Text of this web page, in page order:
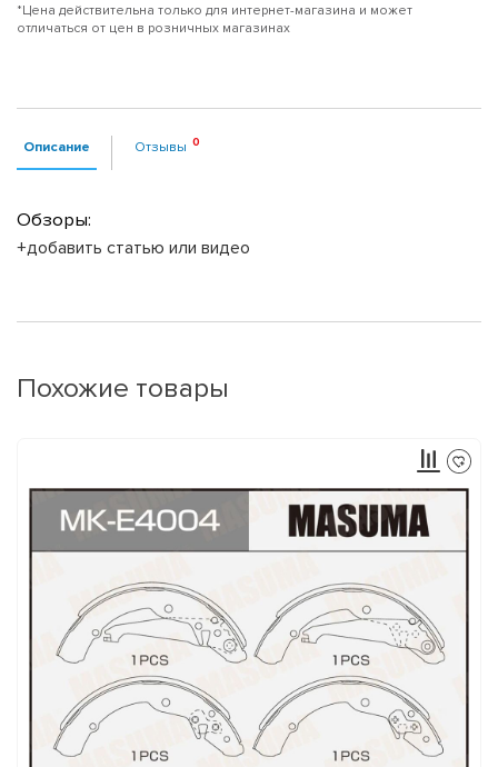
*Цена действительна только для интернет-магазина и может
отличаться от цен в розничных магазинах
Описание Отзывы
Обзоры:
+добавить статью или видео
Похожие товары